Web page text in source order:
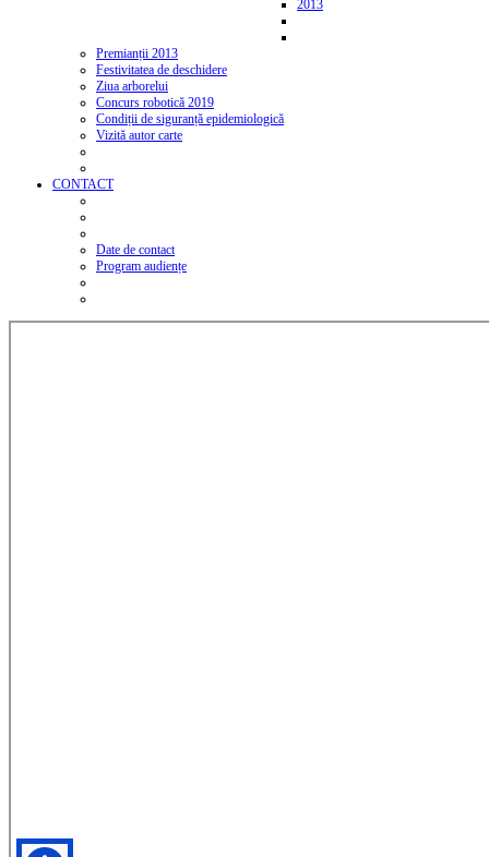
2013
Premianții 2013
Festivitatea de deschidere
Ziua arborelui
Concurs robotică 2019
Condiții de siguranță epidemiologică
Vizită autor carte
CONTACT
Date de contact
Program audiențe